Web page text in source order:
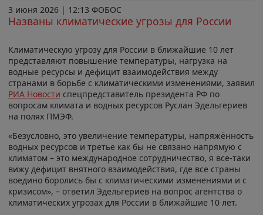
3 июня 2026 | 12:13 ФОБОС
Названы климатические угрозы для России
Климатическую угрозу для России в ближайшие 10 лет
представляют повышение температуры, нагрузка на
водные ресурсы и дефицит взаимодействия между
странами в борьбе с климатическими изменениями, заявил
РИА Новости спецпредставитель президента РФ по
вопросам климата и водных ресурсов Руслан Эдельгериев
на полях ПМЭФ.
«Безусловно, это увеличение температуры, напряжённость
водных ресурсов и третье как бы не связано напрямую с
климатом – это международное сотрудничество, я все-таки
вижу дефицит внятного взаимодействия, где все страны
воедино боролись бы с климатическими изменениями и с
кризисом», – ответил Эдельгериев на вопрос агентства о
климатических угрозах для России в ближайшие 10 лет.